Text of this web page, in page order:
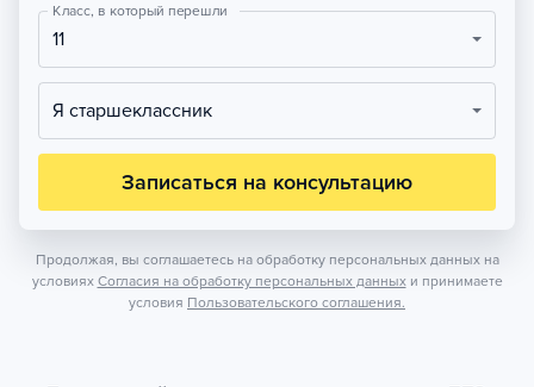
Класс, в который перешли
11
Я старшеклассник
Записаться на консультацию
Продолжая, вы соглашаетесь на обработку персональных данных на
условиях Согласия на обработку персональных данных и принимаете
условия Пользовательского соглашения.